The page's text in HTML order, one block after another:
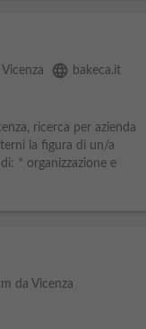
language bakeca.it
ricerca per azienda
la figura di un/a
* organizzazione e
da Vicenza